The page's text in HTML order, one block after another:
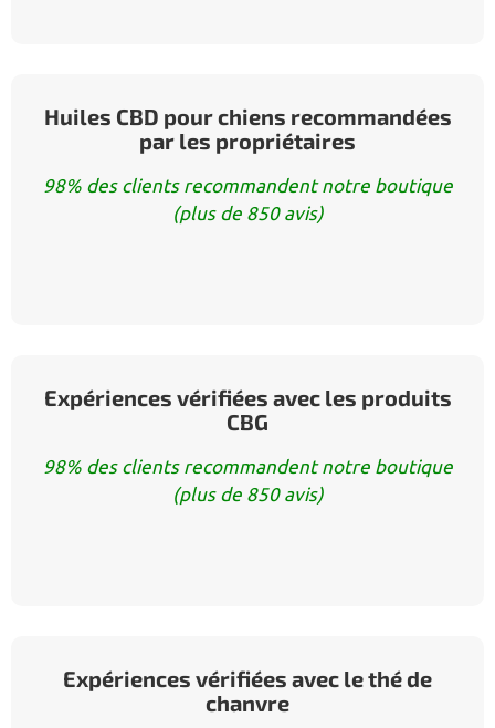
Huiles CBD pour chiens recommandées
par les propriétaires
98% des clients recommandent notre boutique
(plus de 850 avis)
Expériences vérifiées avec les produits
CBG
98% des clients recommandent notre boutique
(plus de 850 avis)
Expériences vérifiées avec le thé de
chanvre